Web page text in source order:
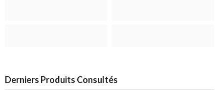
Derniers Produits Consultés